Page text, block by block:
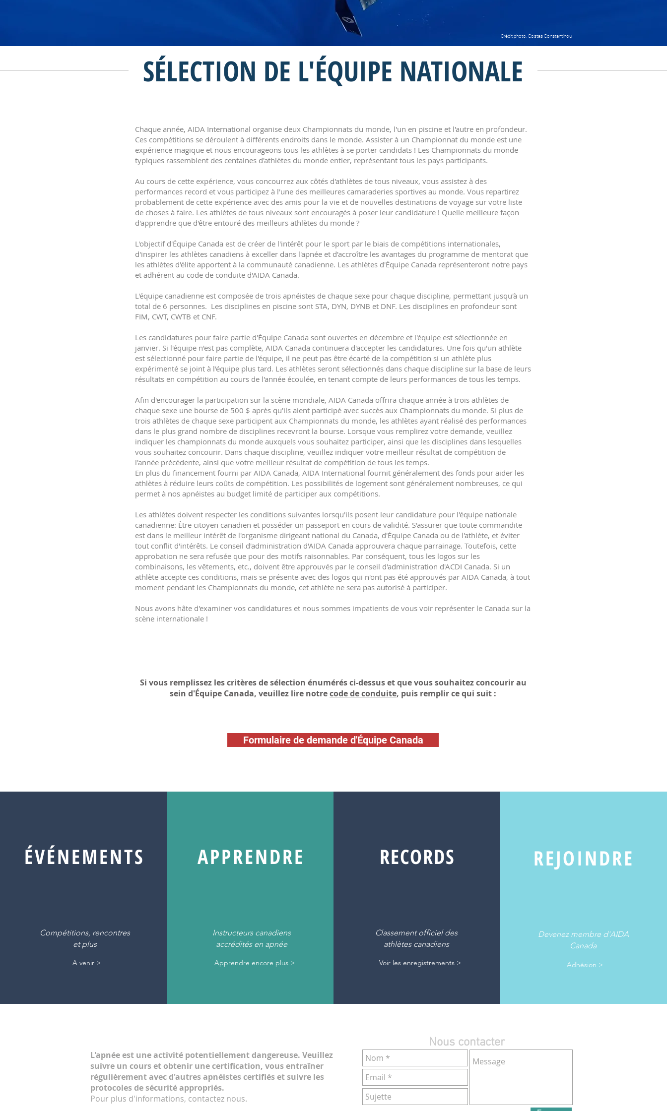
Crédit photo: Costas Constantinou
SÉLECTION DE L'ÉQUIPE NATIONALE
Chaque année, AIDA International organise deux Championnats du monde, l'un en piscine et l'autre en profondeur.
Ces compétitions se déroulent à différents endroits dans le monde. Assister à un Championnat du monde est une
expérience magique et nous encourageons tous les athlètes à se porter candidats ! Les Championnats du monde
typiques rassemblent des centaines d'athlètes du monde entier, représentant tous les pays participants.
Au cours de cette expérience, vous concourrez aux côtés d'athlètes de tous niveaux, vous assistez à des
performances record et vous participez à l'une des meilleures camaraderies sportives au monde. Vous repartirez
probablement de cette expérience avec des amis pour la vie et de nouvelles destinations de voyage sur votre liste
de choses à faire. Les athlètes de tous niveaux sont encouragés à poser leur candidature ! Quelle meilleure façon
d'apprendre que d'être entouré des meilleurs athlètes du monde ?
L'objectif d'Équipe Canada est de créer de l'intérêt pour le sport par le biais de compétitions internationales,
d'inspirer les athlètes canadiens à exceller dans l'apnée et d'accroître les avantages du programme de mentorat que
les athlètes d'élite apportent à la communauté canadienne. Les athlètes d'Équipe Canada représenteront notre pays
et adhérent au code de conduite d'AIDA Canada.
L'équipe canadienne est composée de trois apnéistes de chaque sexe pour chaque discipline, permettant jusqu'à un
total de 6 personnes. Les disciplines en piscine sont STA, DYN, DYNB et DNF. Les disciplines en profondeur sont
FIM, CWT, CWTB et CNF.
Les candidatures pour faire partie d'Équipe Canada sont ouvertes en décembre et l'équipe est sélectionnée en
janvier. Si l'équipe n'est pas complète, AIDA Canada continuera d'accepter les candidatures. Une fois qu'un athlète
est sélectionné pour faire partie de l'équipe, il ne peut pas être écarté de la compétition si un athlète plus
expérimenté se joint à l'équipe plus tard. Les athlètes seront sélectionnés dans chaque discipline sur la base de leurs
résultats en compétition au cours de l'année écoulée, en tenant compte de leurs performances de tous les temps.
Afin d'encourager la participation sur la scène mondiale, AIDA Canada offrira chaque année à trois athlètes de
chaque sexe une bourse de 500 $ après qu'ils aient participé avec succès aux Championnats du monde. Si plus de
trois athlètes de chaque sexe participent aux Championnats du monde, les athlètes ayant réalisé des performances
dans le plus grand nombre de disciplines recevront la bourse. Lorsque vous remplirez votre demande, veuillez
indiquer les championnats du monde auxquels vous souhaitez participer, ainsi que les disciplines dans lesquelles
vous souhaitez concourir. Dans chaque discipline, veuillez indiquer votre meilleur résultat de compétition de
l'année précédente, ainsi que votre meilleur résultat de compétition de tous les temps.
En plus du financement fourni par AIDA Canada, AIDA International fournit généralement des fonds pour aider les
athlètes à réduire leurs coûts de compétition. Les possibilités de logement sont généralement nombreuses, ce qui
permet à nos apnéistes au budget limité de participer aux compétitions.
Les athlètes doivent respecter les conditions suivantes lorsqu'ils posent leur candidature pour l'équipe nationale
canadienne: Être citoyen canadien et posséder un passeport en cours de validité. S'assurer que toute commandite
est dans le meilleur intérêt de l'organisme dirigeant national du Canada, d'Équipe Canada ou de l'athlète, et éviter
tout conflit d'intérêts. Le conseil d'administration d'AIDA Canada approuvera chaque parrainage. Toutefois, cette
approbation ne sera refusée que pour des motifs raisonnables. Par conséquent, tous les logos sur les
combinaisons, les vêtements, etc., doivent être approuvés par le conseil d'administration d'ACDI Canada. Si un
athlète accepte ces conditions, mais se présente avec des logos qui n'ont pas été approuvés par AIDA Canada, à tout
moment pendant les Championnats du monde, cet athlète ne sera pas autorisé à participer.
Nous avons hâte d'examiner vos candidatures et nous sommes impatients de vous voir représenter le Canada sur la
scène internationale !
Si vous remplissez les critères de sélection énumérés ci-dessus et que vous souhaitez concourir au
sein d'Équipe Canada, veuillez lire notrecode de conduite, puis remplir ce qui suit :
Formulaire de demande d'Équipe Canada
ÉVÉNEMENTS
Compétitions, rencontres
et plus
A venir >
APPRENDRE
Instructeurs canadiens
accrédités en apnée
Apprendre encore plus >
RECORDS
Classement officiel des
athlètes canadiens
Voir les enregistrements >
REJOINDRE
Devenez membre d'AIDA
Canada
Adhésion >
Nous contacter
L'apnée est une activité potentiellement dangereuse. Veuillez
suivre un cours et obtenir une certification, vous entraîner
régulièrement avec d'autres apnéistes certifiés et suivre les
protocoles de sécurité appropriés.
Pour plus d'informations, contactez nous.